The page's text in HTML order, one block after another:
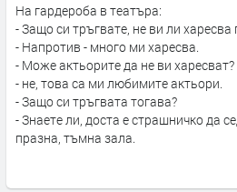
На гардероба в театъра:
- Защо си тръгвате, не ви ли харесва
- Напротив - много ми харесва.
- Може актьорите да не ви харесват?
- не, това са ми любимите актьори.
- Защо си тръгвата тогава?
- Знаете ли, доста е страшничко да
празна, тъмна зала.